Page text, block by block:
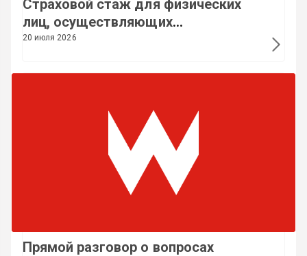
Страховой стаж для физических
лиц, осуществляющих
предпринимательскую
20 июля 2026
Прямой разговор о вопросах